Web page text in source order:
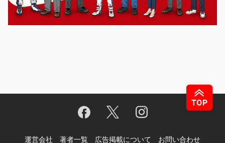
運営会社 著者一覧 広告掲載について お問い合わせ